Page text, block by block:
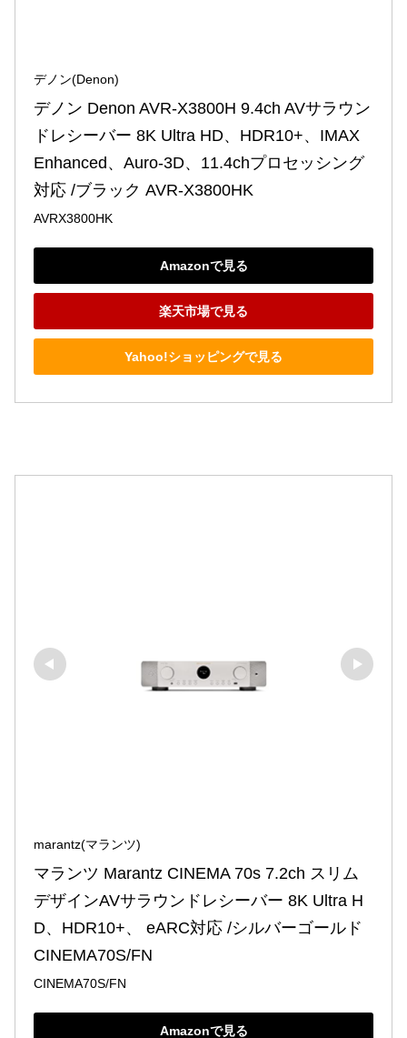
デノン(Denon)
デノン Denon AVR-X3800H 9.4ch AVサラウン
ドレシーバー 8K Ultra HD、HDR10+、IMAX
Enhanced、Auro-3D、11.4chプロセッシング
対応 /ブラック AVR-X3800HK
AVRX3800HK
Amazonで見る
楽天市場で見る
Yahoo!ショッピングで見る
marantz(マランツ)
マランツ Marantz CINEMA 70s 7.2ch スリム
デザインAVサラウンドレシーバー 8K Ultra H
D、HDR10+、 eARC対応 /シルバーゴールド
CINEMA70S/FN
CINEMA70S/FN
Amazonで見る